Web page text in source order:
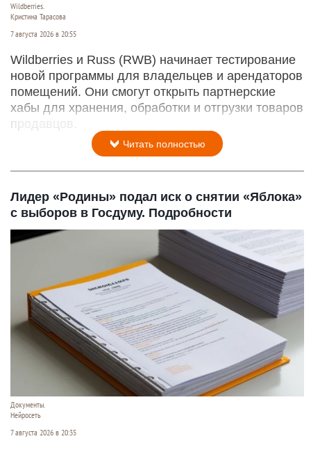
Wildberries.
Кристина Тарасова
7 августа 2026 в 20:55
Wildberries и Russ (RWB) начинает тестирование
новой программы для владельцев и арендаторов
помещений. Они смогут открыть партнерские
хабы для хранения, обработки и отгрузки товаров
продавцов.
Читать полностью
Лидер «Родины» подал иск о снятии «Яблока»
с выборов в Госдуму. Подробности
Документы.
Нейросеть
7 августа 2026 в 20:35